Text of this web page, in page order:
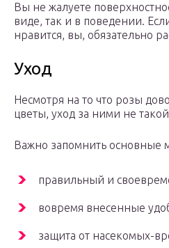
Вы не жалуете
виде, так и в поведении.
нравится, вы, обязательно
Уход
Несмотря на то что розы
цветы, уход за ними не
Важно запомнить основные
правильный и
вовремя внесенные
защита от насекомых-